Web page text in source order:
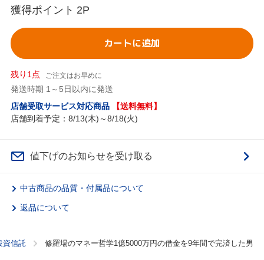
獲得ポイント 2P
カートに追加
残り1点 ご注文はお早めに
発送時期 1～5日以内に発送
店舗受取サービス対応商品
【送料無料】
店舗到着予定：8/13(木)～8/18(火)
値下げのお知らせを受け取る
中古商品の品質・付属品について
返品について
資信託 修羅場のマネー哲学1億5000万円の借金を9年間で完済した男